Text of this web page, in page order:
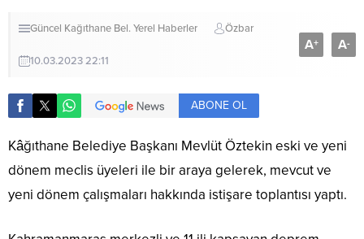
Güncel Kağıthane Bel. Yerel Haberler Özbar
10.03.2023 22:11
A+ A-
ABONE OL
Kâğıthane Belediye Başkanı Mevlüt Öztekin eski ve yeni
dönem meclis üyeleri ile bir araya gelerek, mevcut ve
yeni dönem çalışmaları hakkında istişare toplantısı yaptı.